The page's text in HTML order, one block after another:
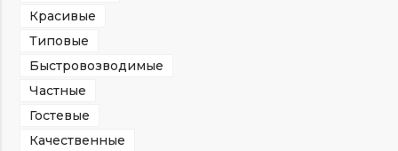
Красивые
Типовые
Быстровозводимые
Частные
Гостевые
Качественные